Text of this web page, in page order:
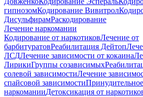
гипнозомКодирование Вивитрол
ДисульфирамРаскодирование
Лечение наркомании
Кодирование от наркотиковЛечение от
барбитуратовРеабилитация Дейтоп
ЛСДЛечение зависимости от кокаина
ЛирикиГруппы созависимых
солевой зависимостиЛечение
спайсовой зависимости
наркоманииДетоксикация от